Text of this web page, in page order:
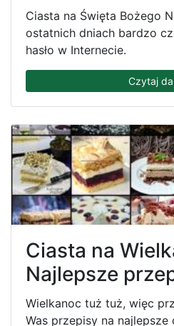
Ciasta na Święta Bożego
ostatnich dniach bardzo
hasło w Internecie.
Czytaj
Ciasta na
Najlepsze
Wielkanoc tuż tuż, więc
Was przepisy na najlepsze